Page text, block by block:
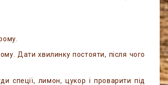
Дати хвилинку постояти, після чого
спеції, лимон, цукор і проварити під